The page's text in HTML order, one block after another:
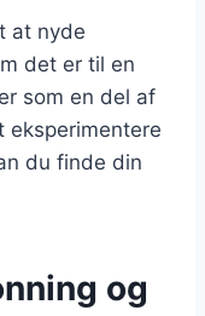
at nyde
det er til en
som en del af
eksperimentere
du finde din
og